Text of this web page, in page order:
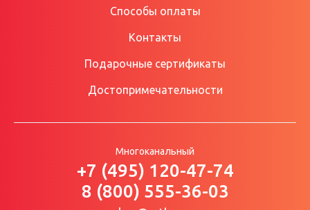
Способы оплаты
Контакты
Подарочные сертификаты
Достопримечательности
Многоканальный
+7 (495) 120-47-74
8 (800) 555-36-03